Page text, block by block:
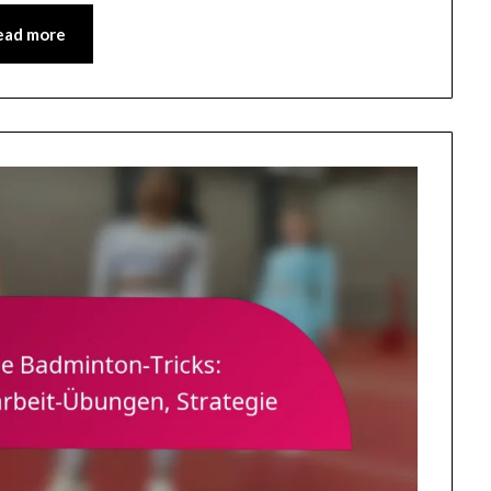
more